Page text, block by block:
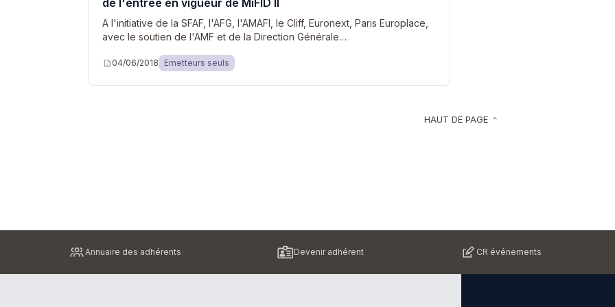
de l'entrée en vigueur de MiFID II
A l'initiative de la SFAF, l'AFG, l'AMAFI, le Cliff, Euronext, Paris Europlace,
avec le soutien de l'AMF et de la Direction Générale…
description 04/06/2018 Emetteurs seuls
HAUT DE PAGE keyboard_arrow_up
page
Annuaire des adhérents Devenir adhérent CR événements